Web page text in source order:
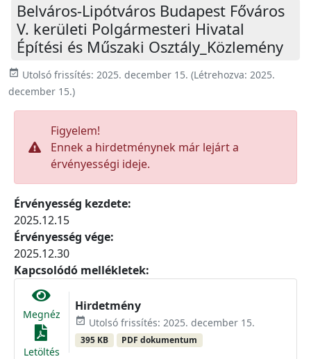
Belváros-Lipótváros Budapest Főváros
V. kerületi Polgármesteri Hivatal
Építési és Műszaki Osztály_Közlemény
event_available Utolsó frissítés: 2025. december 15. (Létrehozva: 2025.
december 15.)
Figyelem!
Ennek a hirdetménynek már lejárt a
érvényességi ideje.
Érvényesség kezdete:
2025.12.15
Érvényesség vége:
2025.12.30
Kapcsolódó mellékletek:
Megnéz
Letöltés
Hirdetmény
event_available Utolsó frissítés: 2025. december 15.
395 KB PDF dokumentum